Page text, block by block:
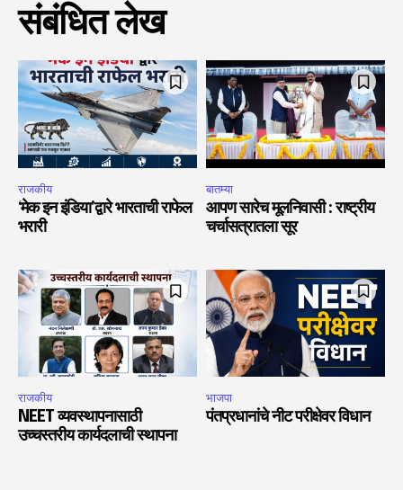
संबंधित लेख
राजकीय
‘मेक इन इंडिया’द्वारे भारताची राफेल
भरारी
बातम्या
आपण सारेच मूलनिवासी : राष्ट्रीय
चर्चासत्रातला सूर
राजकीय
NEET व्यवस्थापनासाठी
उच्चस्तरीय कार्यदलाची स्थापना
भाजपा
पंतप्रधानांचे नीट परीक्षेवर विधान